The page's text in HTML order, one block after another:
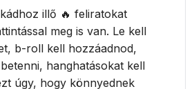
illő 🔥 feliratokat
meg is van. Le kell
b-roll kell hozzáadnod,
hanghatásokat kell
úgy, hogy könnyednek